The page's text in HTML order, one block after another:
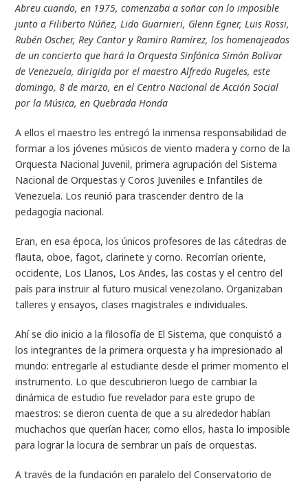
Abreu cuando, en 1975, comenzaba a soñar con lo imposible
junto a Filiberto Núñez, Lido Guarnieri, Glenn Egner, Luis Rossi,
Rubén Oscher, Rey Cantor y Ramiro Ramírez, los homenajeados
de un concierto que hará la Orquesta Sinfónica Simón Bolívar
de Venezuela, dirigida por el maestro Alfredo Rugeles, este
domingo, 8 de marzo, en el Centro Nacional de Acción Social
por la Música, en Quebrada Honda
A ellos el maestro les entregó la inmensa responsabilidad de
formar a los jóvenes músicos de viento madera y corno de la
Orquesta Nacional Juvenil, primera agrupación del Sistema
Nacional de Orquestas y Coros Juveniles e Infantiles de
Venezuela. Los reunió para trascender dentro de la
pedagogía nacional.
Eran, en esa época, los únicos profesores de las cátedras de
flauta, oboe, fagot, clarinete y corno. Recorrían oriente,
occidente, Los Llanos, Los Andes, las costas y el centro del
país para instruir al futuro musical venezolano. Organizaban
talleres y ensayos, clases magistrales e individuales.
Ahí se dio inicio a la filosofía de El Sistema, que conquistó a
los integrantes de la primera orquesta y ha impresionado al
mundo: entregarle al estudiante desde el primer momento el
instrumento. Lo que descubrieron luego de cambiar la
dinámica de estudio fue revelador para este grupo de
maestros: se dieron cuenta de que a su alrededor habían
muchachos que querían hacer, como ellos, hasta lo imposible
para lograr la locura de sembrar un país de orquestas.
A través de la fundación en paralelo del Conservatorio de